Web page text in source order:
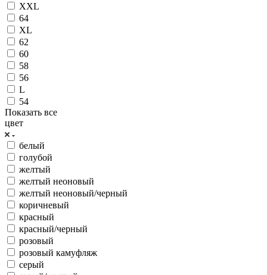
XXL
64
XL
62
60
58
56
L
54
Показать все
цвет
белый
голубой
желтый
желтый неоновый
желтый неоновый/черный
коричневый
красный
красный/черный
розовый
розовый камуфляж
серый